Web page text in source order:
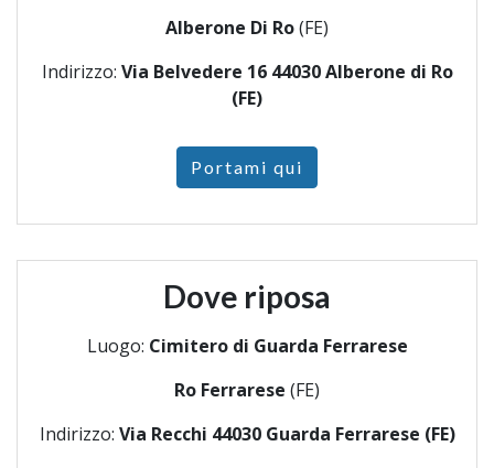
Alberone Di Ro(FE)
Indirizzo: Via Belvedere 16 44030 Alberone di Ro
(FE)
Portami qui
Dove riposa
Luogo: Cimitero di Guarda Ferrarese
Ro Ferrarese (FE)
Indirizzo: Via Recchi 44030 Guarda Ferrarese (FE)